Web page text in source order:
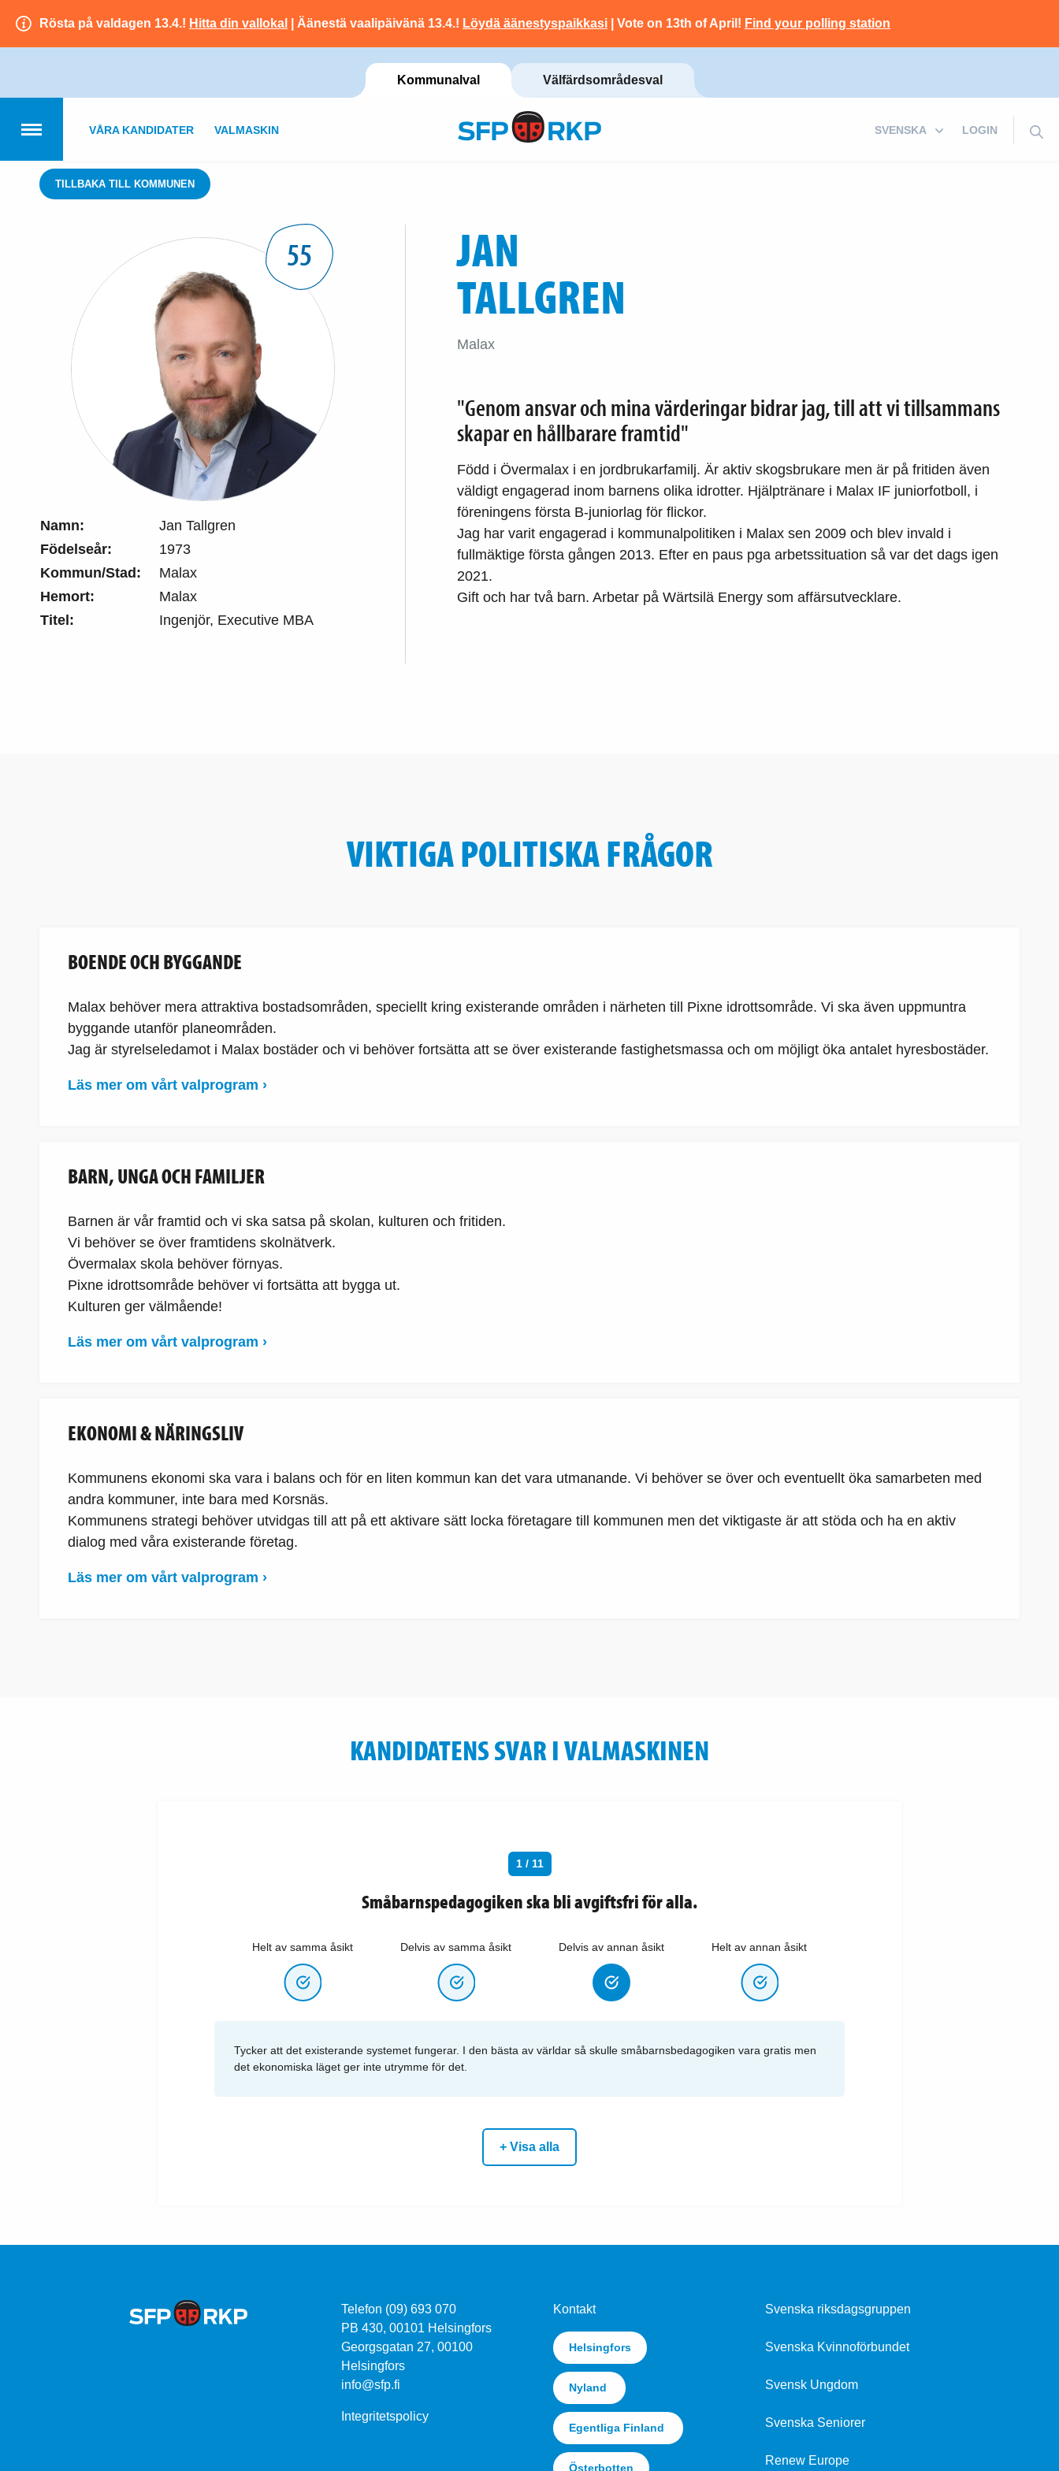
Rösta på valdagen 13.4.! Hitta din vallokal | Äänestä vaalipäivänä 13.4.! Löydä äänestyspaikkasi | Vote on 13th of April! Find your polling station
Kommunalval Välfärdsområdesval
LOGIN
VÅRA KANDIDATER VALMASKIN
TILLBAKA TILL KOMMUNEN
55
Namn:
Jan Tallgren
Födelseår:
1973
Kommun/Stad:
Malax
Hemort:
Malax
Titel:
Ingenjör, Executive MBA
JAN
TALLGREN
Malax
"Genom ansvar och mina värderingar bidrar jag, till att vi tillsammans
skapar en hållbarare framtid"
Född i Övermalax i en jordbrukarfamilj. Är aktiv skogsbrukare men är på fritiden även
väldigt engagerad inom barnens olika idrotter. Hjälptränare i Malax IF juniorfotboll, i
föreningens första B-juniorlag för flickor.
Jag har varit engagerad i kommunalpolitiken i Malax sen 2009 och blev invald i
fullmäktige första gången 2013. Efter en paus pga arbetssituation så var det dags igen
2021.
Gift och har två barn. Arbetar på Wärtsilä Energy som affärsutvecklare.
VIKTIGA POLITISKA FRÅGOR
BOENDE OCH BYGGANDE
Malax behöver mera attraktiva bostadsområden, speciellt kring existerande områden i närheten till Pixne idrottsområde. Vi ska även uppmuntra
byggande utanför planeområden.
Jag är styrelseledamot i Malax bostäder och vi behöver fortsätta att se över existerande fastighetsmassa och om möjligt öka antalet hyresbostäder.
Läs mer om vårt valprogram ›
BARN, UNGA OCH FAMILJER
Barnen är vår framtid och vi ska satsa på skolan, kulturen och fritiden.
Vi behöver se över framtidens skolnätverk.
Övermalax skola behöver förnyas.
Pixne idrottsområde behöver vi fortsätta att bygga ut.
Kulturen ger välmående!
Läs mer om vårt valprogram ›
EKONOMI & NÄRINGSLIV
Kommunens ekonomi ska vara i balans och för en liten kommun kan det vara utmanande. Vi behöver se över och eventuellt öka samarbeten med
andra kommuner, inte bara med Korsnäs.
Kommunens strategi behöver utvidgas till att på ett aktivare sätt locka företagare till kommunen men det viktigaste är att stöda och ha en aktiv
dialog med våra existerande företag.
Läs mer om vårt valprogram ›
KANDIDATENS SVAR I VALMASKINEN
1 / 11
Småbarnspedagogiken ska bli avgiftsfri för alla.
Helt av samma åsikt Delvis av samma åsikt Delvis av annan åsikt Helt av annan åsikt
Tycker att det existerande systemet fungerar. I den bästa av världar så skulle småbarnsbedagogiken vara gratis men
det ekonomiska läget ger inte utrymme för det.
+ Visa alla
Telefon (09) 693 070
PB 430, 00101 Helsingfors
Georgsgatan 27, 00100
Helsingfors
info@sfp.fi
Integritetspolicy
Kontakt
Helsingfors
Nyland
Egentliga Finland
Österbotten
Svenska riksdagsgruppen
Svenska Kvinnoförbundet
Svensk Ungdom
Svenska Seniorer
Renew Europe